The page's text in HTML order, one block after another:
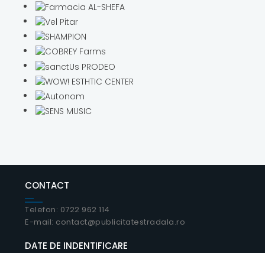
CONTACT
Telefon: 0722 962 114
E-mail: contact@publicitatestradala.ro
DATE DE INDENTIFICARE